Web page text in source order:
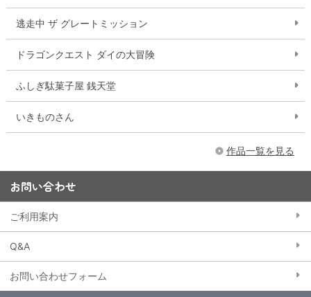
逃走中 ザ グレートミッション
ドラゴンクエスト ダイの大冒険
ふしぎ駄菓子屋 銭天堂
いきものさん
作品一覧を見る
お問い合わせ
ご利用案内
Q&A
お問い合わせフォーム